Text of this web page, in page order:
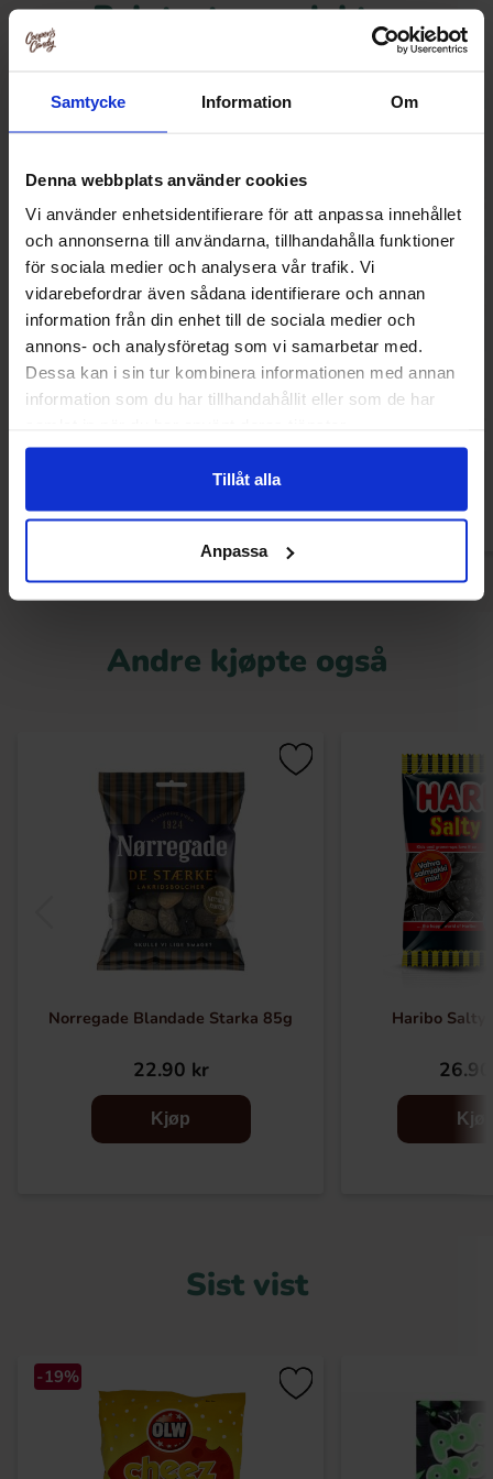
Samtycke Information Om
Denna webbplats använder cookies
Vi använder enhetsidentifierare för att anpassa innehållet
och annonserna till användarna, tillhandahålla funktioner
för sociala medier och analysera vår trafik. Vi
vidarebefordrar även sådana identifierare och annan
information från din enhet till de sociala medier och
annons- och analysföretag som vi samarbetar med.
Dessa kan i sin tur kombinera informationen med annan
information som du har tillhandahållit eller som de har
Tillåt alla
Anpassa
Relaterte produkter
Dr Sour Popping Candy - Watermelon
15g(BF:06-06-2026)
Malaco Gott &
Andre kjøpte også
Norregade Blandade Starka 85g
22.90 kr
Kjøp
Haribo Salty
Sist vist
-19%